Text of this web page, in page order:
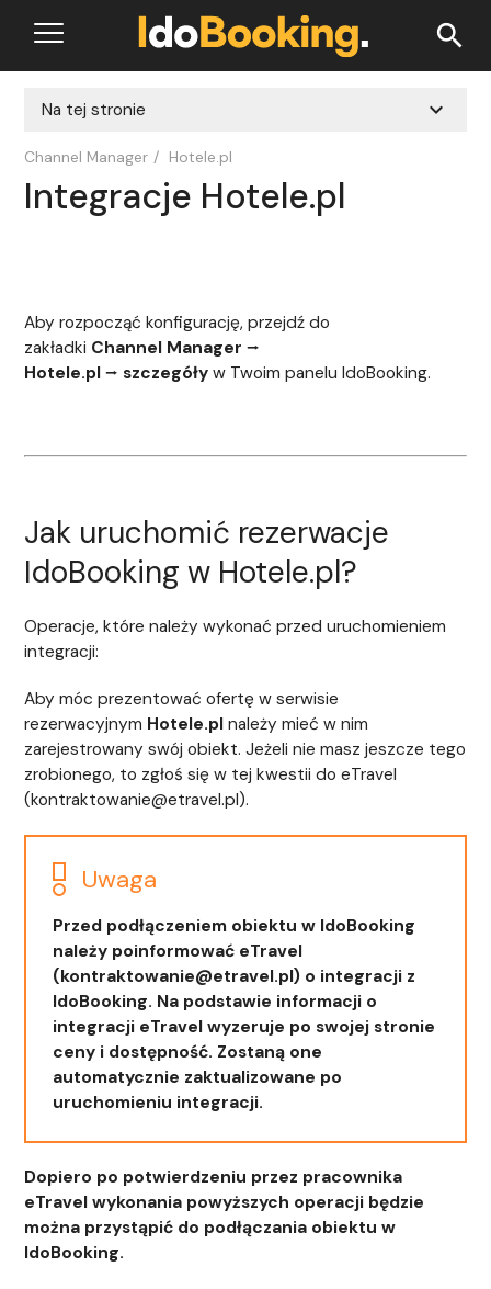
search
Na tej stronie expand_more
Channel Manager / Hotele.pl
Integracje Hotele.pl
Aby rozpocząć konfigurację, przejdź do
zakładki Channel Manager⭢
Hotele.pl⭢szczegóły w Twoim panelu IdoBooking.
Jak uruchomić rezerwacje
IdoBooking w Hotele.pl?
Operacje, które należy wykonać przed uruchomieniem
integracji:
Aby móc prezentować ofertę w serwisie
rezerwacyjnym Hotele.pl należy mieć w nim
zarejestrowany swój obiekt. Jeżeli nie masz jeszcze tego
zrobionego, to zgłoś się w tej kwestii do eTravel
(kontraktowanie@etravel.pl).
Uwaga
Przed podłączeniem obiektu w IdoBooking
należy poinformować eTravel
(kontraktowanie@etravel.pl) o integracji z
IdoBooking. Na podstawie informacji o
integracji eTravel wyzeruje po swojej stronie
ceny i dostępność. Zostaną one
automatycznie zaktualizowane po
uruchomieniu integracji.
Dopiero po potwierdzeniu przez pracownika
eTravel wykonania powyższych operacji będzie
można przystąpić do podłączania obiektu w
IdoBooking.